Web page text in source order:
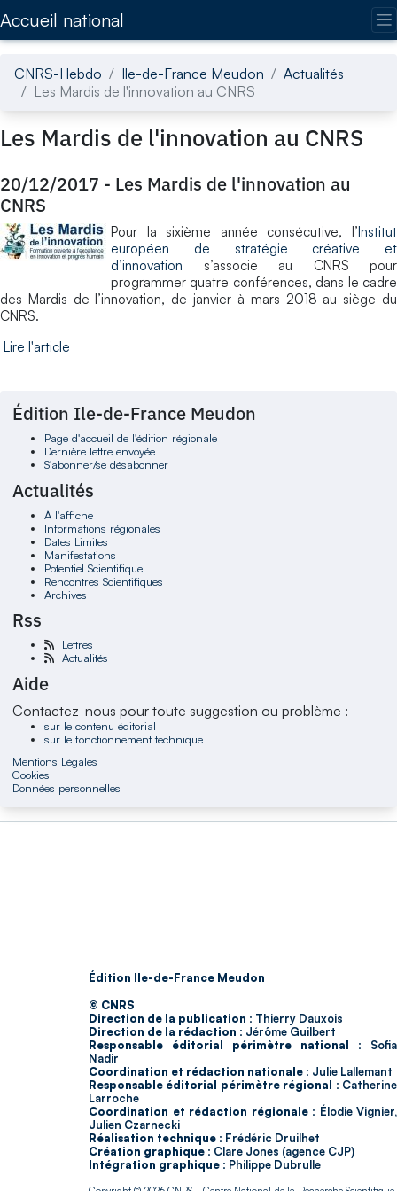
Accueil national
CNRS-Hebdo Ile-de-France Meudon
Actualités
Les Mardis de l'innovation au CNRS
Les Mardis de l'innovation au CNRS
20/12/2017 - Les Mardis de l'innovation au
CNRS
Pour la sixième année consécutive, l’Institut
européen de stratégie créative et
d’innovation s’associe au CNRS pour
programmer quatre conférences, dans le cadre
des Mardis de l’innovation, de janvier à mars 2018 au siège du
CNRS.
Lire l'article
Édition Ile-de-France Meudon
Page d'accueil de l'édition régionale
Dernière lettre envoyée
S'abonner/se désabonner
Actualités
À l'affiche
Informations régionales
Dates Limites
Manifestations
Potentiel Scientifique
Rencontres Scientifiques
Archives
Rss
Lettres
Actualités
Aide
Contactez-nous pour toute suggestion ou problème :
sur le contenu éditorial
sur le fonctionnement technique
Mentions Légales
Cookies
Données personnelles
Édition Ile-de-France Meudon
© CNRS
Direction de la publication : Thierry Dauxois
Direction de la rédaction : Jérôme Guilbert
Responsable éditorial périmètre national : Sofia
Nadir
Coordination et rédaction nationale : Julie Lallemant
Responsable éditorial périmètre régional : Catherine
Larroche
Coordination et rédaction régionale : Élodie Vignier,
Julien Czarnecki
Réalisation technique : Frédéric Druilhet
Création graphique : Clare Jones (agence CJP)
Intégration graphique : Philippe Dubrulle